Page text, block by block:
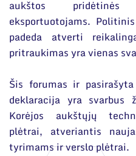
aukštos
eksportuotojams.
padeda atverti
pritraukimas yra vienas
Šis forumas ir
deklaracija yra svarbus
Korėjos aukštųjų
plėtrai, atveriantis
tyrimams ir verslo plėtrai.